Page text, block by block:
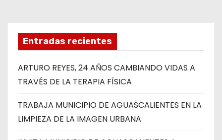
sEntradas recientes
ARTURO REYES, 24 AÑOS CAMBIANDO VIDAS A
TRAVÉS DE LA TERAPIA FÍSICA
TRABAJA MUNICIPIO DE AGUASCALIENTES EN LA
LIMPIEZA DE LA IMAGEN URBANA